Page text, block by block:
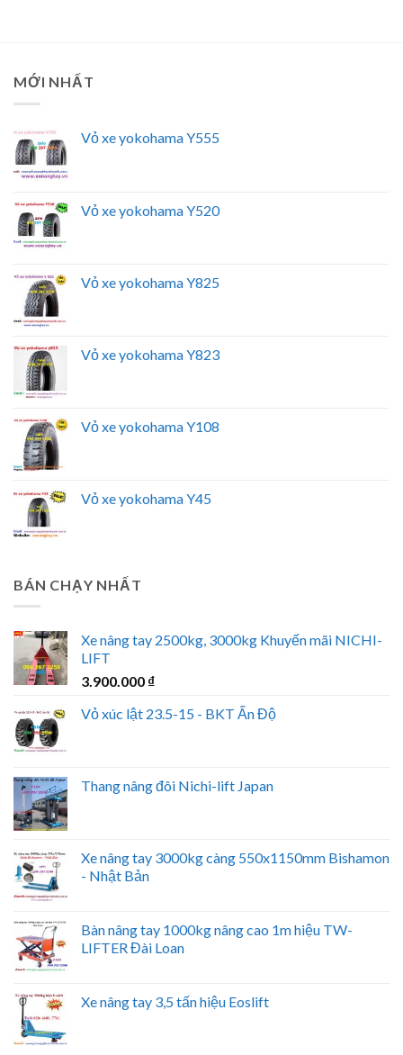
MỚI NHẤT
Vỏ xe yokohama Y555
Vỏ xe yokohama Y520
Vỏ xe yokohama Y825
Vỏ xe yokohama Y823
Vỏ xe yokohama Y108
Vỏ xe yokohama Y45
BÁN CHẠY NHẤT
Xe nâng tay 2500kg, 3000kg Khuyến mãi NICHI-
LIFT
3.900.000 ₫
Vỏ xúc lật 23.5-15 - BKT Ấn Độ
Thang nâng đôi Nichi-lift Japan
Xe nâng tay 3000kg càng 550x1150mm Bishamon
- Nhật Bản
Bàn nâng tay 1000kg nâng cao 1m hiệu TW-
LIFTER Đài Loan
Xe nâng tay 3,5 tấn hiệu Eoslift